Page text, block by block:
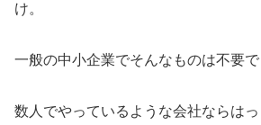
け。
一般の中小企業でそんなものは不要で
数人でやっているような会社ならは